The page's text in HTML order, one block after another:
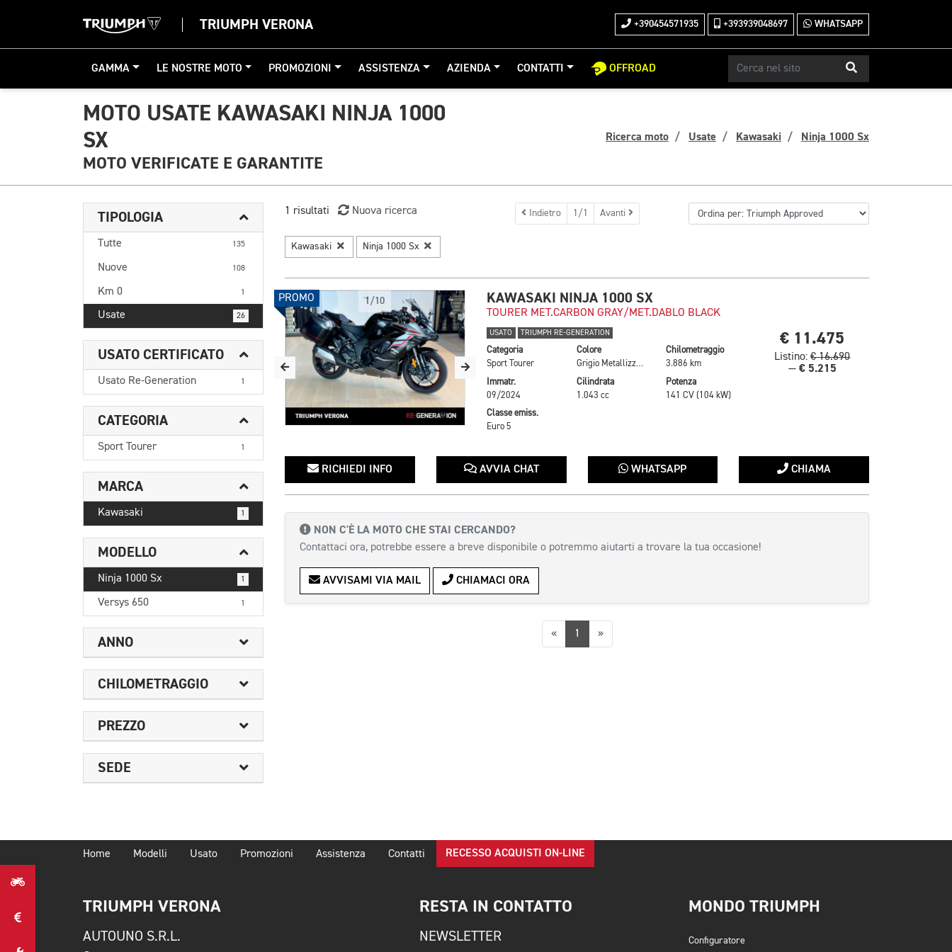
TRIUMPH VERONA +390454571935 +393939048697 WHATSAPP
GAMMA LE NOSTRE MOTO PROMOZIONI ASSISTENZA AZIENDA CONTATTI OFFROAD
MOTO USATE KAWASAKI NINJA 1000
SX
MOTO VERIFICATE E GARANTITE
Ricerca moto Usate Kawasaki Ninja 1000 Sx
TIPOLOGIA
Tutte 135
Nuove 108
Km 0 1
Usate 26
USATO CERTIFICATO
Usato Re-Generation 1
CATEGORIA
Sport Tourer 1
MARCA
Kawasaki 1
MODELLO
Ninja 1000 Sx 1
Versys 650 1
ANNO
CHILOMETRAGGIO
PREZZO
SEDE
1 risultati Nuova ricerca Indietro 1/1 Avanti
Kawasaki Ninja 1000 Sx
PROMO 1/10 KAWASAKI NINJA 1000 SX
TOURER MET.CARBON GRAY/MET.DABLO BLACK
USATO TRIUMPH RE-GENERATION
Categoria
Sport Tourer
Colore
Grigio Metallizzato
Chilometraggio
3.886 km
Immatr.
09/2024
Cilindrata
1.043 cc
Potenza
141 CV (104 kW)
Classe emiss.
Euro 5
€ 11.475
Listino:€ 16.690
— € 5.215
RICHIEDI INFO AVVIA CHAT WHATSAPP CHIAMA
NON C'È LA MOTO CHE STAI CERCANDO?
Contattaci ora, potrebbe essere a breve disponibile o potremmo aiutarti a trovare la tua occasione!
AVVISAMI VIA MAIL CHIAMACI ORA
«Precedente
1 »Successiva
Home Modelli Usato Promozioni Assistenza Contatti RECESSO ACQUISTI ON-LINE
TRIUMPH VERONA
AUTOUNO S.R.L.
RESTA IN CONTATTO
NEWSLETTER
MONDO TRIUMPH
Configuratore